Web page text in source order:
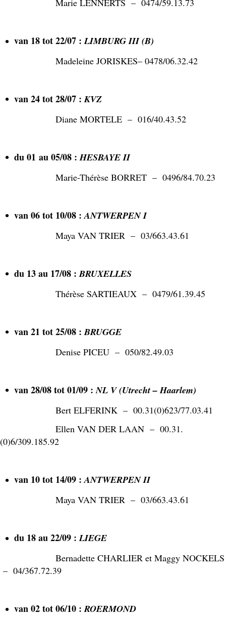
Marie LENNERTS – 0474/59.13.73
van 18 tot 22/07 :LIMBURG III (B)
Madeleine JORISKES– 0478/06.32.42
van 24 tot 28/07 :KVZ
Diane MORTELE – 016/40.43.52
du 01 au 05/08 :HESBAYE II
Marie-Thérèse BORRET – 0496/84.70.23
van 06 tot 10/08 :ANTWERPEN I
Maya VAN TRIER – 03/663.43.61
du 13 au 17/08 :BRUXELLES
Thérèse SARTIEAUX – 0479/61.39.45
van 21 tot 25/08 :BRUGGE
Denise PICEU – 050/82.49.03
van 28/08 tot 01/09 :NL V (Utrecht – Haarlem)
Bert ELFERINK – 00.31(0)623/77.03.41
Ellen VAN DER LAAN – 00.31.
(0)6/309.185.92
van 10 tot 14/09 :ANTWERPEN II
Maya VAN TRIER – 03/663.43.61
du 18 au 22/09 :LIEGE
Bernadette CHARLIER et Maggy NOCKELS
– 04/367.72.39
van 02 tot 06/10 :ROERMOND